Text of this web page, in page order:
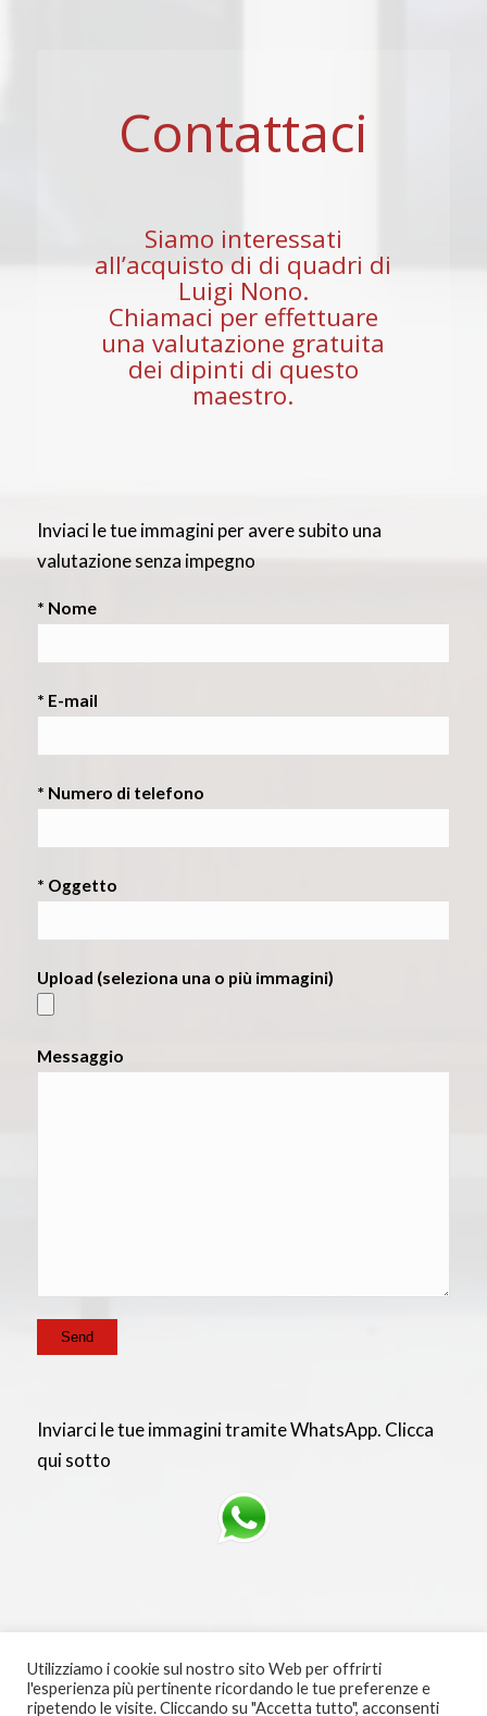
Contattaci
Siamo interessati
all’acquisto di di quadri di
Luigi Nono.
Chiamaci per effettuare
una valutazione gratuita
dei dipinti di questo
maestro.
Inviaci le tue immagini per avere subito una
valutazione senza impegno
* Nome
* E-mail
* Numero di telefono
* Oggetto
Upload (seleziona una o più immagini)
Messaggio
Inviarci le tue immagini tramite WhatsApp. Clicca
qui sotto
Utilizziamo i cookie sul nostro sito Web per offrirti
l'esperienza più pertinente ricordando le tue preferenze e
ripetendo le visite. Cliccando su "Accetta tutto", acconsenti